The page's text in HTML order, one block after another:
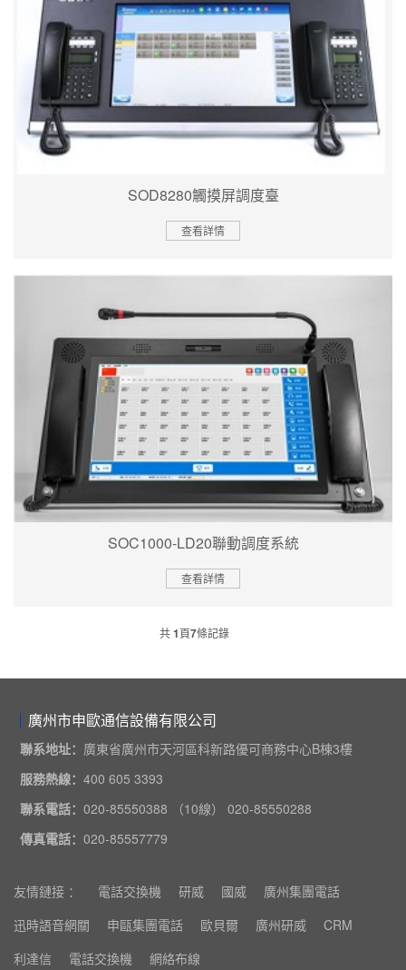
SOD8280觸摸屏調度臺
查看詳情
SOC1000-LD20聯動調度系統
查看詳情
共1頁7條記錄
廣州市申歐通信設備有限公司
聯系地址： 廣東省廣州市天河區科新路優可商務中心B棟3樓
服務熱線： 400 605 3393
聯系電話： 020-85550388 （10線） 020-85550288
傳真電話： 020-85557779
友情鏈接 ： 電話交換機 研威 國威
廣州集團電話
迅時語音網關
申甌集團電話 歐貝爾 廣州研威
CRM
利達信
電話交換機 網絡布線